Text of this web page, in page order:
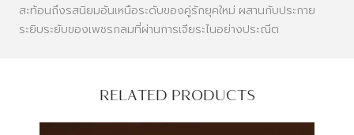
สะท้อนถึงรสนิยมอันเหนือระดับของคู่รักยุคใหม่ ผสานกับประกาย
ระยิบระยับของเพชรกลมที่ผ่านการเจียระไนอย่างประณีต
RELATED PRODUCTS